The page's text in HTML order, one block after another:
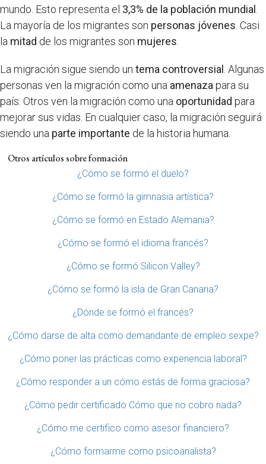
mundo. Esto representa el 3,3% de la población mundial
La mayoría de los migrantes son personas jóvenes . Casi
la mitad de los migrantes son mujeres
La migración sigue siendo un tema controversial . Algunas
personas ven la migración como una amenaza para su
país. Otros ven la migración como una oportunidad para
mejorar sus vidas. En cualquier caso, la migración seguirá
siendo una parte importante de la historia humana.
Otros artículos sobre formación
¿Cómo se formó el duelo?
¿Cómo se formó la gimnasia artística?
¿Cómo se formó en Estado Alemania?
¿Cómo se formó el idioma francés?
¿Cómo se formó Silicon Valley?
¿Cómo se formó la isla de Gran Canaria?
¿Dónde se formó el francés?
¿Cómo darse de alta como demandante de empleo sexpe?
¿Cómo poner las prácticas como experiencia laboral?
¿Cómo responder a un cómo estás de forma graciosa?
¿Cómo pedir certificado Cómo que no cobro nada?
¿Cómo me certifico como asesor financiero?
¿Cómo formarme como psicoanalista?